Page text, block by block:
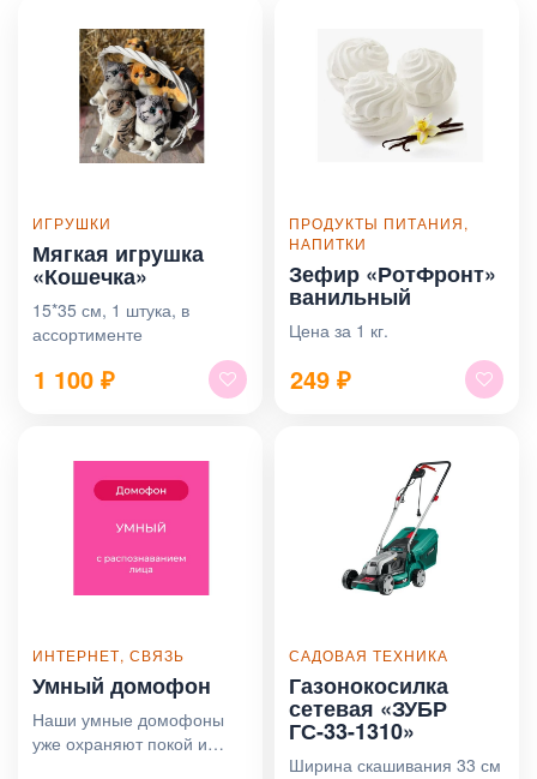
ИГРУШКИ
Мягкая игрушка
«Кошечка»
15*35 см, 1 штука, в
ассортименте
1 100 ₽
ПРОДУКТЫ ПИТАНИЯ,
НАПИТКИ
Зефир «РотФронт»
ванильный
Цена за 1 кг.
249 ₽
ИНТЕРНЕТ, СВЯЗЬ
Умный домофон
Наши умные домофоны
уже охраняют покой и
САДОВАЯ ТЕХНИКА
Газонокосилка
сетевая «ЗУБР
ГС-33-1310»
Ширина скашивания 33 см